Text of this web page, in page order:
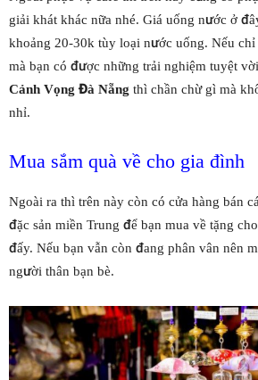
giải khát khác nữa nhé. Giá uống nước ở
khoảng 20-30k tùy loại nước uống. Nếu
mà bạn có được những trải nghiệm tuyệt
Cảnh Vọng Đà Nẵng thì chần chừ gì mà
nhỉ.
Mua sắm quà về cho gia đình
Ngoài ra thì trên này còn có cửa hàng bán
đặc sản miền Trung để bạn mua về tặng
đấy. Nếu bạn vẫn còn đang phân vân nên
người thân bạn bè.